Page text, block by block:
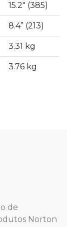
15.2″ (385)
8.4” (213)
3.31 kg
3.76 kg
de
Norton